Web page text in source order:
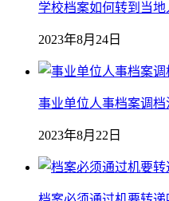
学校档案如何转到当
2023年8月24日
事业单位人事档案调
2023年8月22日